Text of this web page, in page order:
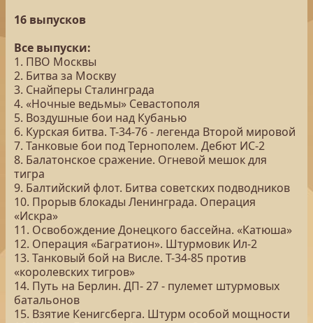
16 выпусков
Все выпуски:
1. ПВО Москвы
2. Битва за Москву
3. Снайперы Сталинграда
4. «Ночные ведьмы» Севастополя
5. Воздушные бои над Кубанью
6. Курская битва. Т-34-76 - легенда Второй мировой
7. Танковые бои под Тернополем. Дебют ИС-2
8. Балатонское сражение. Огневой мешок для
тигра
9. Балтийский флот. Битва советских подводников
10. Прорыв блокады Ленинграда. Операция
«Искра»
11. Освобождение Донецкого бассейна. «Катюша»
12. Операция «Багратион». Штурмовик Ил-2
13. Танковый бой на Висле. Т-34-85 против
«королевских тигров»
14. Путь на Берлин. ДП- 27 - пулемет штурмовых
батальонов
15. Взятие Кенигсберга. Штурм особой мощности